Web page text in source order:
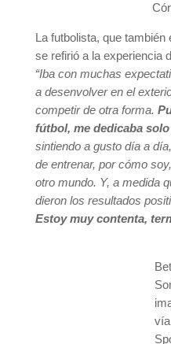
La futbolista, que
se refirió a la experiencia
“Iba con muchas
a desenvolver en el
competir de otra forma.
fútbol, me dedicaba
sintiendo a gusto día a
de entrenar, por cómo
otro mundo. Y, a medida
dieron los resultados
Estoy muy contenta,
vía